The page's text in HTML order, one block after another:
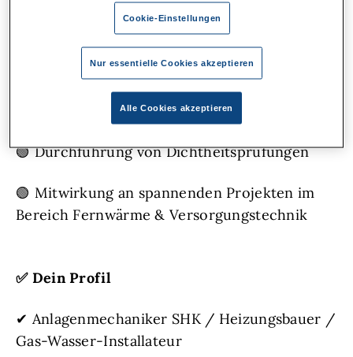
🟢 Fertigung von Verrohrungen für
Trinkwassersysteme
🟢 Arbeiten nach R&I-Schemata und
technischen Zeichnungen
🟢 Durchführung von Dichtheitsprüfungen
🟢 Mitwirkung an spannenden Projekten im
Bereich Fernwärme & Versorgungstechnik
✅Dein Profil
✔ Anlagenmechaniker SHK / Heizungsbauer /
Gas-Wasser-Installateur
Cookie-Einstellungen
Nur essentielle Cookies akzeptieren
Alle Cookies akzeptieren